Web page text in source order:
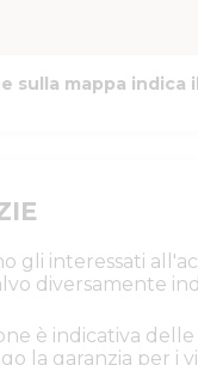
sulla mappa
gli interessati
diversamente
è indicativa
la garanzia per i